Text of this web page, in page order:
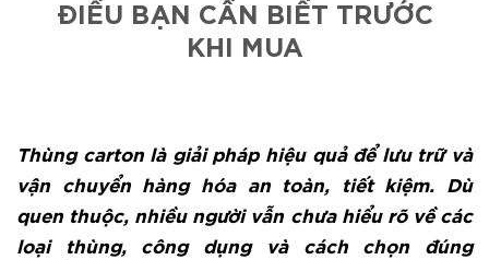
ĐIỀU BẠN CẦN BIẾT TRƯỚC
KHI MUA
Thùng carton là giải pháp hiệu quả để lưu trữ và
vận chuyển hàng hóa an toàn, tiết kiệm. Dù
quen thuộc, nhiều người vẫn chưa hiểu rõ về các
loại thùng, công dụng và cách chọn đúng